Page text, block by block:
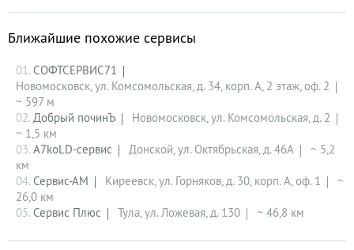
Ближайшие похожие сервисы
01. СОФТСЕРВИС71
Новомосковск, ул. Комсомольская, д. 34, корп. А, 2 этаж, оф. 2
~ 597 м
02. Добрый починЪ
Новомосковск, ул. Комсомольская, д. 2
~ 1,5 км
03. A7koLD-сервис Донской, ул. Октябрьская, д. 46А
~ 5,2
км
04. Сервис-АМ Киреевск, ул. Горняков, д. 30, корп. А, оф. 1
~
26,0 км
05. Сервис Плюс Тула, ул. Ложевая, д. 130 ~ 46,8 км